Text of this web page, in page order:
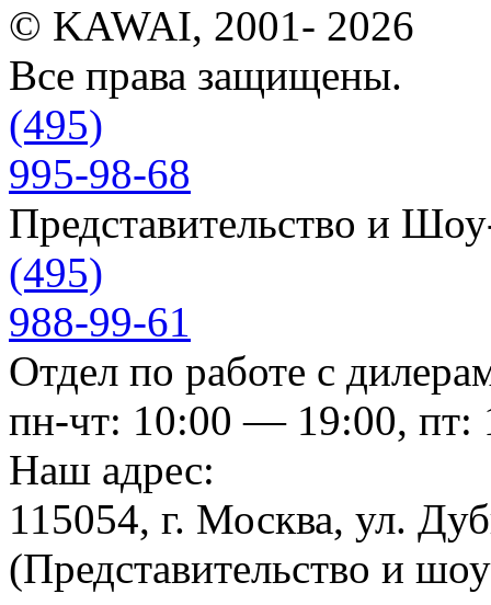
© KAWAI, 2001- 2026
Все права защищены.
(495)
995-98-68
Представительство и
(495)
988-99-61
Отдел по работе с
пн-чт: 10:00 — 19:00, пт:
Наш адрес:
115054, г. Москва, ул.
(Представительство и